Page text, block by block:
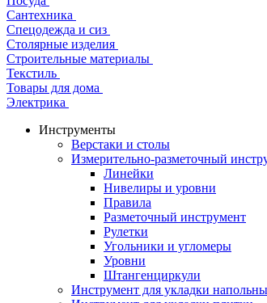
Сантехника
Спецодежда и сиз
Столярные изделия
Строительные материалы
Текстиль
Товары для дома
Электрика
Инструменты
Верстаки и столы
Измерительно-разметочный
Линейки
Нивелиры и уровни
Правила
Разметочный инструмент
Рулетки
Угольники и угломеры
Уровни
Штангенциркули
Инструмент для укладки